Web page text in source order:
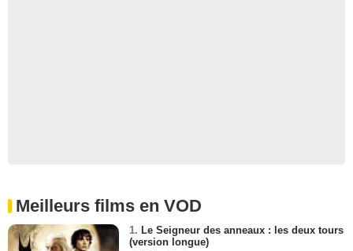
Meilleurs films en VOD
1. Le Seigneur des anneaux : les deux tours
(version longue)